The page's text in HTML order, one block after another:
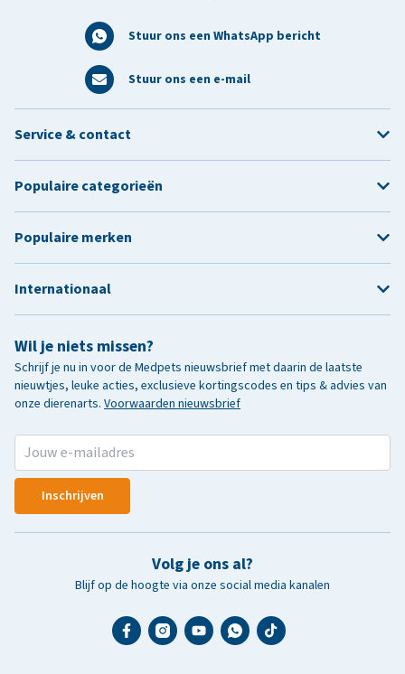
Stuur ons een WhatsApp bericht
Stuur ons een e-mail
Wil je niets missen?
Schrijf je nu in voor de Medpets nieuwsbrief met daarin de laatste
nieuwtjes, leuke acties, exclusieve kortingscodes en tips & advies van
onze dierenarts. Voorwaarden nieuwsbrief
Inschrijven
Volg je ons al?
Blijf op de hoogte via onze social media kanalen
Service & contact
Populaire categorieën
Populaire merken
Internationaal